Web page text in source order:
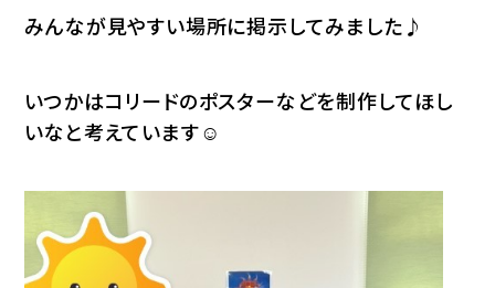
みんなが見やすい場所に掲示してみました♪
いつかはコリードのポスターなどを制作してほし
いなと考えています☺